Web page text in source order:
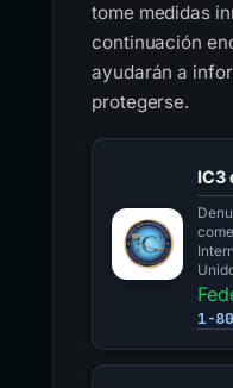
tome medidas
continuación
ayudarán a
protegerse.
IC3
1-